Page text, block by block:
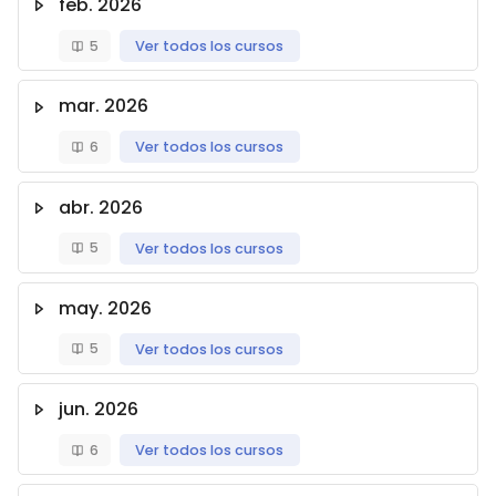
feb. 2026
5 Ver todos los cursos
mar. 2026
6 Ver todos los cursos
abr. 2026
5 Ver todos los cursos
may. 2026
5 Ver todos los cursos
jun. 2026
6 Ver todos los cursos